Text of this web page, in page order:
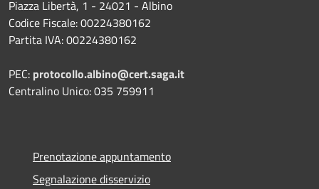
Piazza Libertà, 1 - 24021 - Albino
Codice Fiscale: 00224380162
Partita IVA: 00224380162
PEC: protocollo.albino@cert.saga.it
Centralino Unico: 035 759911
Prenotazione appuntamento
Segnalazione disservizio